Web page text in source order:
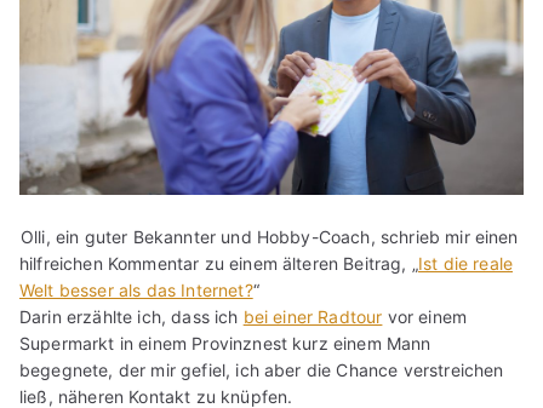
Olli, ein guter Bekannter und Hobby-Coach, schrieb mir einen
hilfreichen Kommentar zu einem älteren Beitrag, „Ist die reale
Welt besser als das Internet?“
Darin erzählte ich, dass ich bei einer Radtour vor einem
Supermarkt in einem Provinznest kurz einem Mann
begegnete, der mir gefiel, ich aber die Chance verstreichen
ließ, näheren Kontakt zu knüpfen.